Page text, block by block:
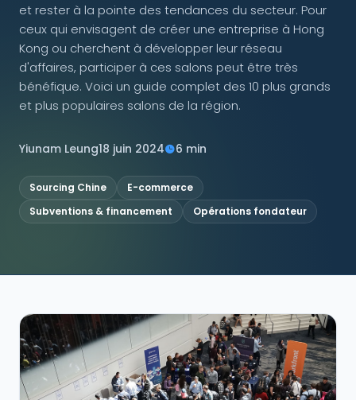
Contactez-nous
et rester à la pointe des tendances du secteur. Pour
ceux qui envisagent de créer une entreprise à Hong
Kong ou cherchent à développer leur réseau
d'affaires, participer à ces salons peut être très
bénéfique. Voici un guide complet des 10 plus grands
et plus populaires salons de la région.
Yiunam Leung18 juin 2024 6 min
Sourcing Chine
E-commerce
Subventions & financement
Opérations fondateur